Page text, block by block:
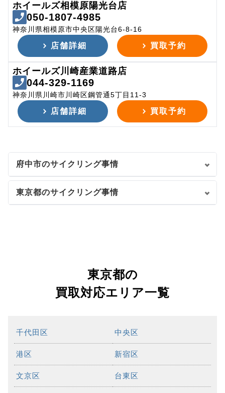
ホイールズ相模原陽光台店
050-1807-4985
神奈川県相模原市中央区陽光台6-8-16
店舗詳細 買取予約
ホイールズ川崎産業道路店
044-329-1169
神奈川県川崎市川崎区鋼管通5丁目11-3
店舗詳細 買取予約
府中市のサイクリング事情
東京都のサイクリング事情
東京都の
買取対応エリア一覧
千代田区 中央区
港区 新宿区
文京区 台東区